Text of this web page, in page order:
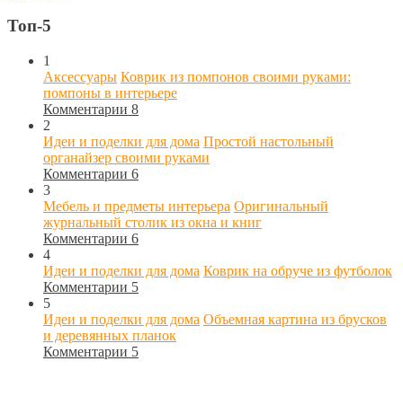
Топ-5
1
Аксессуары Коврик из помпонов своими руками:
помпоны в интерьере
Комментарии 8
2
Идеи и поделки для дома Простой настольный
органайзер своими руками
Комментарии 6
3
Мебель и предметы интерьера Оригинальный
журнальный столик из окна и книг
Комментарии 6
4
Идеи и поделки для дома Коврик на обруче из футболок
Комментарии 5
5
Идеи и поделки для дома Объемная картина из брусков
и деревянных планок
Комментарии 5